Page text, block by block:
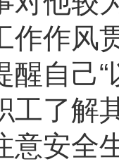
作作风
醒自己
工了解
意安全